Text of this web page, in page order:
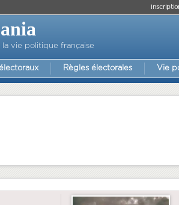
vie politique française
Règles électorales Vie